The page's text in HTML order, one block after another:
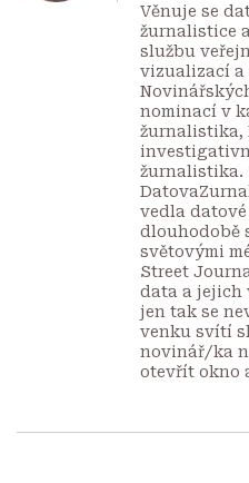
Věnuje se
žurnalistice
službu
vizualizací a
nominací v
žurnalistika,
žurnalistika.
vedla
dlouhodobě
světovými
Street
data a jejich
jen tak se
venku svítí
novinář/ka
otevřít okno